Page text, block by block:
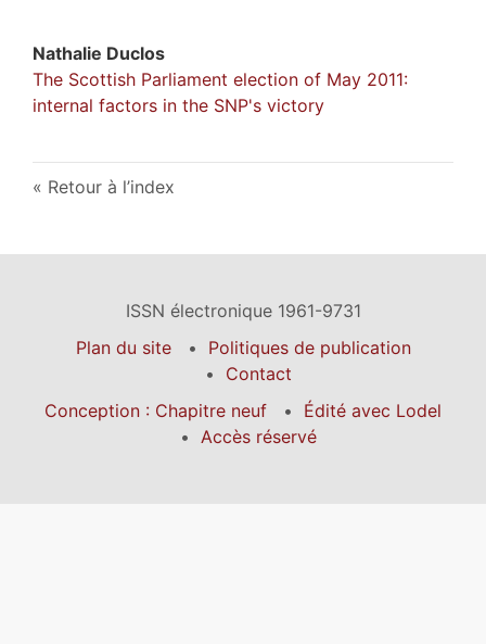
Nathalie Duclos
The Scottish Parliament election of May 2011:
internal factors in the SNP's victory
Retour à l’index
ISSN électronique 1961-9731
Plan du site
Politiques de publication
Contact
Conception : Chapitre neuf
Édité avec Lodel
Accès réservé